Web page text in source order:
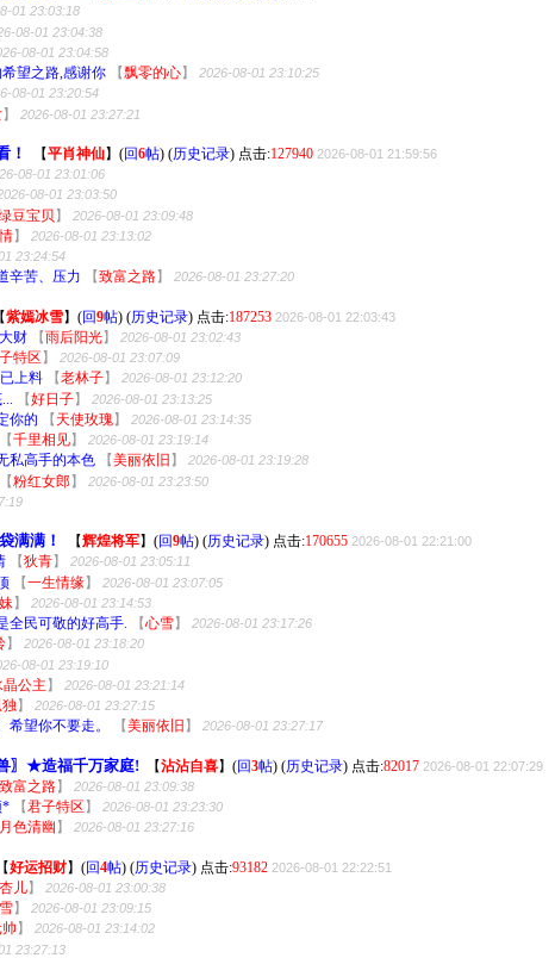
01 23:03:18
08-01 23:04:38
08-01 23:04:58
望之路,感谢你 【飘零的心】 2026-08-01 23:10:25
08-01 23:20:54
】 2026-08-01 23:27:21
！ 【平肖神仙】 (回6帖) (历史记录) 点击:127940 2026-08-01 21:59:56
08-01 23:01:06
08-01 23:03:50
豆宝贝 】 2026-08-01 23:09:48
】 2026-08-01 23:13:02
23:24:54
辛苦、压力 【致富之路】 2026-08-01 23:27:20
【紫嫣冰雪】 (回9帖) (历史记录) 点击:187253 2026-08-01 22:03:43
财 【雨后阳光】 2026-08-01 23:02:43
特区 】 2026-08-01 23:07:09
上料 【老林子】 2026-08-01 23:12:20
【好日子】 2026-08-01 23:13:25
你的 【 天使玫瑰】 2026-08-01 23:14:35
【千里相见】 2026-08-01 23:19:14
私高手的本色 【美丽依旧 】 2026-08-01 23:19:28
【粉红女郎】 2026-08-01 23:23:50
满满！ 【辉煌将军】 (回9帖) (历史记录) 点击:170655 2026-08-01 22:21:00
【狄青】 2026-08-01 23:05:11
【一生情缘】 2026-08-01 23:07:05
】 2026-08-01 23:14:53
全民可敬的好高手. 【心雪】 2026-08-01 23:17:26
】 2026-08-01 23:18:20
08-01 23:19:10
晶公主 】 2026-08-01 23:21:14
独】 2026-08-01 23:27:15
望你不要走。 【美丽依旧 】 2026-08-01 23:27:17
〗★造福千万家庭! 【沾沾自喜】 (回3帖) (历史记录) 点击:82017 2026-08-01 22:07:29
致富之路】 2026-08-01 23:09:38
* 【君子特区 】 2026-08-01 23:23:30
月色清幽 】 2026-08-01 23:27:16
【好运招财】 (回4帖) (历史记录) 点击:93182 2026-08-01 22:22:51
杏儿】 2026-08-01 23:00:38
】 2026-08-01 23:09:15
】 2026-08-01 23:14:02
23:27:13